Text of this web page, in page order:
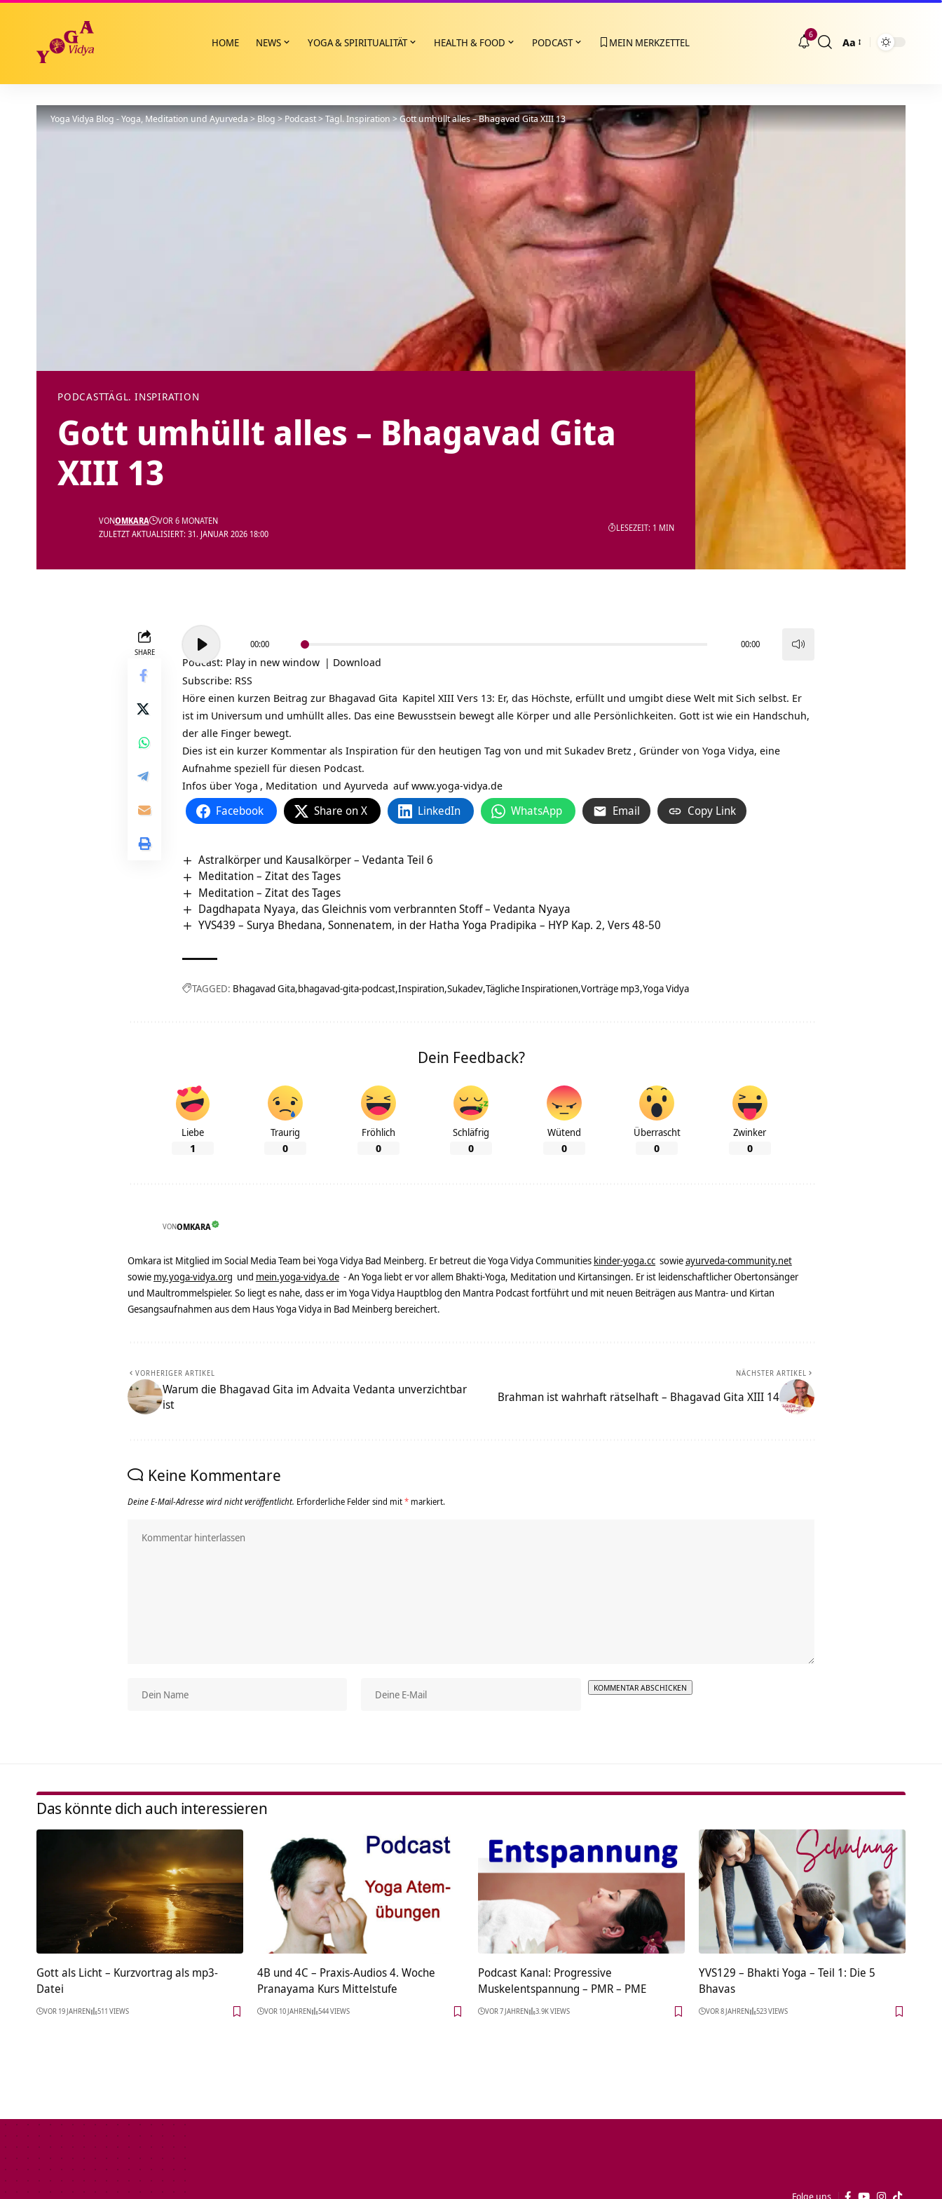
HOME NEWS YOGA & SPIRITUALITÄT HEALTH & FOOD PODCAST MEIN MERKZETTEL
6
Größenänderung
Aa
Yoga Vidya Blog - Yoga, Meditation und Ayurveda>Blog>Podcast>Tägl. Inspiration>Gott umhüllt alles – Bhagavad Gita XIII 13
PODCASTTÄGL. INSPIRATION
Gott umhüllt alles – Bhagavad Gita
XIII 13
ZULETZT AKTUALISIERT: 31. JANUAR 2026 18:00
VONOMKARA VOR 6 MONATEN
LESEZEIT: 1 MIN
SHARE
Audio-
Player
00:00 00:00
Podcast: Play in new window | Download
Subscribe: RSS
Höre einen kurzen Beitrag zur Bhagavad Gita Kapitel XIII Vers 13: Er, das Höchste, erfüllt und umgibt diese Welt mit Sich selbst. Er
ist im Universum und umhüllt alles. Das eine Bewusstsein bewegt alle Körper und alle Persönlichkeiten. Gott ist wie ein Handschuh,
der alle Finger bewegt.
Dies ist ein kurzer Kommentar als Inspiration für den heutigen Tag von und mit Sukadev Bretz , Gründer von Yoga Vidya, eine
Aufnahme speziell für diesen Podcast.
Infos über Yoga , Meditation und Ayurveda aufwww.yoga-vidya.de
Facebook Share on X LinkedIn WhatsApp Email Copy Link
Astralkörper und Kausalkörper – Vedanta Teil 6
Meditation – Zitat des Tages
Meditation – Zitat des Tages
Dagdhapata Nyaya, das Gleichnis vom verbrannten Stoff – Vedanta Nyaya
YVS439 – Surya Bhedana, Sonnenatem, in der Hatha Yoga Pradipika – HYP Kap. 2, Vers 48-50
TAGGED: Bhagavad Gita bhagavad-gita-podcast Inspiration Sukadev Tägliche Inspirationen Vorträge mp3 Yoga Vidya
Dein Feedback?
Liebe
1
Traurig
0
Fröhlich
0
Schläfrig
0
Wütend
0
Überrascht
0
Zwinker
0
VONOMKARA
Omkara ist Mitglied im Social Media Team bei Yoga Vidya Bad Meinberg. Er betreut die Yoga Vidya Communities kinder-yoga.cc sowieayurveda-community.net
sowie my.yoga-vidya.org und mein.yoga-vidya.de - An Yoga liebt er vor allem Bhakti-Yoga, Meditation und Kirtansingen. Er ist leidenschaftlicher Obertonsänger
und Maultrommelspieler. So liegt es nahe, dass er im Yoga Vidya Hauptblog den Mantra Podcast fortführt und mit neuen Beiträgen aus Mantra- und Kirtan
Gesangsaufnahmen aus dem Haus Yoga Vidya in Bad Meinberg bereichert.
VORHERIGER ARTIKEL
Warum die Bhagavad Gita im Advaita Vedanta unverzichtbar
ist
NÄCHSTER ARTIKEL
Brahman ist wahrhaft rätselhaft – Bhagavad Gita XIII 14
Keine Kommentare
Deine E-Mail-Adresse wird nicht veröffentlicht. Erforderliche Felder sind mit* markiert.
Das könnte dich auch interessieren
Gott als Licht – Kurzvortrag als mp3-
Datei
VOR 19 JAHREN 511 VIEWS
4B und 4C – Praxis-Audios 4. Woche
Pranayama Kurs Mittelstufe
VOR 10 JAHREN 544 VIEWS
Podcast Kanal: Progressive
Muskelentspannung – PMR – PME
VOR 7 JAHREN 3.9K VIEWS
YVS129 – Bhakti Yoga – Teil 1: Die 5
Bhavas
VOR 8 JAHREN 523 VIEWS
Folge uns